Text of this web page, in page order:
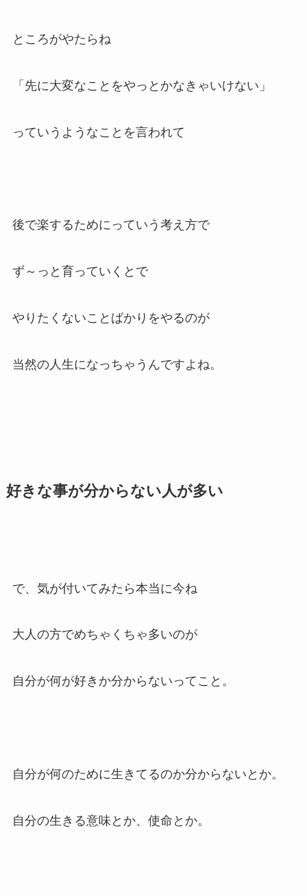
ところがやたらね
「先に大変なことをやっとかなきゃいけない」
っていうようなことを言われて
後で楽するためにっていう考え方で
ず～っと育っていくとで
やりたくないことばかりをやるのが
当然の人生になっちゃうんですよね。
好きな事が分からない人が多い
で、気が付いてみたら本当に今ね
大人の方でめちゃくちゃ多いのが
自分が何が好きか分からないってこと。
自分が何のために生きてるのか分からないとか。
自分の生きる意味とか、使命とか。